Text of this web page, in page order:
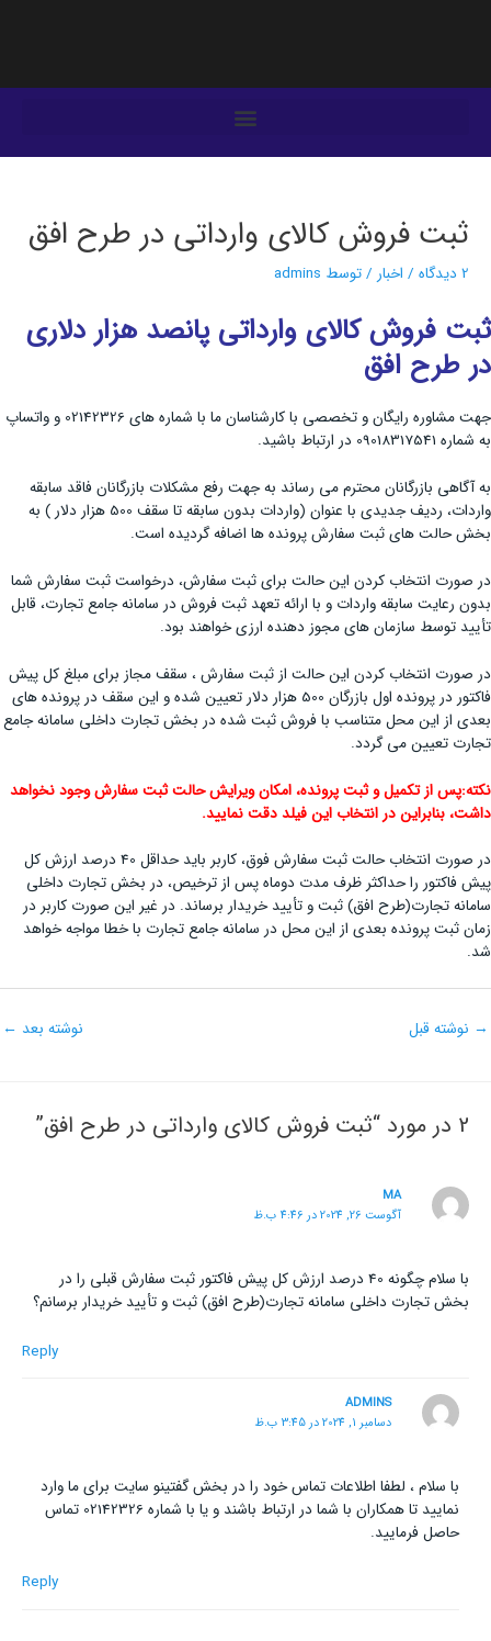
ثبت فروش کالای وارداتی در طرح افق
2 دیدگاه / اخبار / توسط admins
ثبت فروش کالای وارداتی پانصد هزار دلاری
در طرح افق
جهت مشاوره رایگان و تخصصی با کارشناسان ما با شماره های 02142326 و واتساپ
به شماره 09018317541 در ارتباط باشید.
به آگاهی بازرگانان محترم می رساند به جهت رفع مشکلات بازرگانان فاقد سابقه
واردات، ردیف جدیدی با عنوان (واردات بدون سابقه تا سقف 500 هزار دلار ) به
بخش حالت های ثبت سفارش پرونده ها اضافه گردیده است.
در صورت انتخاب کردن این حالت برای ثبت سفارش، درخواست ثبت سفارش شما
بدون رعایت سابقه واردات و با ارائه تعهد ثبت فروش در سامانه جامع تجارت، قابل
تأیید توسط سازمان های مجوز دهنده ارزی خواهند بود.
در صورت انتخاب کردن این حالت از ثبت سفارش ، سقف مجاز برای مبلغ کل پیش
فاکتور در پرونده اول بازرگان 500 هزار دلار تعیین شده و این سقف در پرونده های
بعدی از این محل متناسب با فروش ثبت شده در بخش تجارت داخلی سامانه جامع
تجارت تعیین می گردد.
نکته:پس از تکمیل و ثبت پرونده، امکان ویرایش حالت ثبت سفارش وجود نخواهد
داشت، بنابراین در انتخاب این فیلد دقت نمایید.
در صورت انتخاب حالت ثبت سفارش فوق، کاربر باید حداقل 40 درصد ارزش کل
پیش فاکتور را حداکثر ظرف مدت دوماه پس از ترخیص، در بخش تجارت داخلی
سامانه تجارت(طرح افق) ثبت و تأیید خریدار برساند. در غیر این صورت کاربر در
زمان ثبت پرونده بعدی از این محل در سامانه جامع تجارت با خطا مواجه خواهد
شد.
→ نوشته قبل نوشته بعد ←
2 در مورد “ثبت فروش کالای وارداتی در طرح افق”
MA
آگوست 26, 2024 در 4:46 ب.ظ
با سلام چگونه 40 درصد ارزش کل پیش فاکتور ثبت سفارش قبلی را در
بخش تجارت داخلی سامانه تجارت(طرح افق) ثبت و تأیید خریدار برسانم؟
Reply
ADMINS
دسامبر 1, 2024 در 3:45 ب.ظ
با سلام ، لطفا اطلاعات تماس خود را در بخش گفتینو سایت برای ما وارد
نمایید تا همکاران با شما در ارتباط باشند و یا با شماره 02142326 تماس
حاصل فرمایید.
Reply